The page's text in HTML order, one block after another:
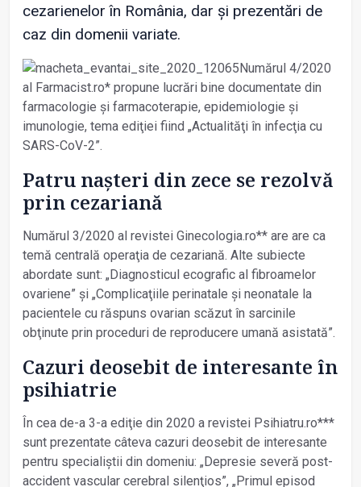
cezarienelor în România, dar și prezentări de
caz din domenii variate.
Numărul 4/2020
al Farmacist.ro* propune lucrări bine documentate din
farmacologie și farmacoterapie, epidemiologie și
imunologie, tema ediţiei fiind „Actualităţi în infecţia cu
SARS-CoV-2”.
Patru nașteri din zece se rezolvă
prin cezariană
Numărul 3/2020 al revistei Ginecologia.ro** are are ca
temă centrală operaţia de cezariană. Alte subiecte
abordate sunt: „Diagnosticul ecografic al fibroamelor
ovariene” și „Complicaţiile perinatale și neonatale la
pacientele cu răspuns ovarian scăzut în sarcinile
obţinute prin proceduri de reproducere umană asistată”.
Cazuri deosebit de interesante în
psihiatrie
În cea de-a 3-a ediţie din 2020 a revistei Psihiatru.ro***
sunt prezentate câteva cazuri deosebit de interesante
pentru specialiștii din domeniu: „Depresie severă post-
accident vascular cerebral silenţios”, „Primul episod